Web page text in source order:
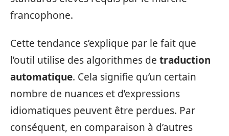
francophone.
Cette tendance s’explique par le fait que
l’outil utilise des algorithmes de traduction
automatique. Cela signifie qu’un certain
nombre de nuances et d’expressions
idiomatiques peuvent être perdues. Par
conséquent, en comparaison à d’autres